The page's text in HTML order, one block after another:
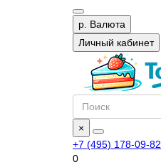
р. Валюта
Личный кабинет
×
+7 (495) 178-09-82
0